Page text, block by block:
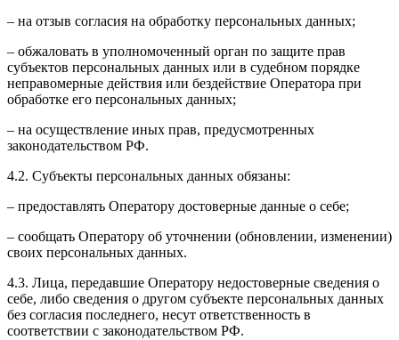
– на отзыв согласия на обработку персональных данных;
– обжаловать в уполномоченный орган по защите прав
субъектов персональных данных или в судебном порядке
неправомерные действия или бездействие Оператора при
обработке его персональных данных;
– на осуществление иных прав, предусмотренных
законодательством РФ.
4.2. Субъекты персональных данных обязаны:
– предоставлять Оператору достоверные данные о себе;
– сообщать Оператору об уточнении (обновлении, изменении)
своих персональных данных.
4.3. Лица, передавшие Оператору недостоверные сведения о
себе, либо сведения о другом субъекте персональных данных
без согласия последнего, несут ответственность в
соответствии с законодательством РФ.